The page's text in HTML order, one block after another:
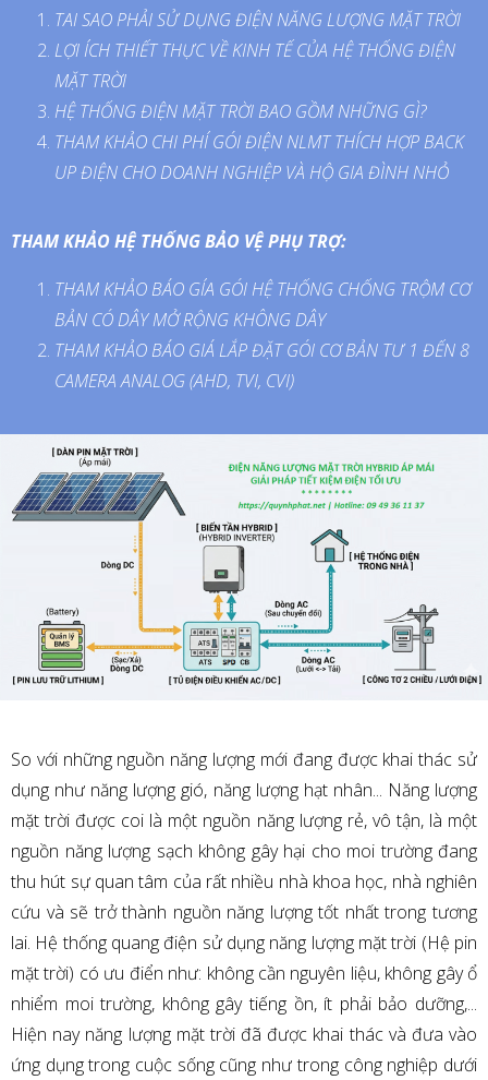
TAI SAO PHẢI SỬ DỤNG ĐIỆN NĂNG LƯỢNG MẶT TRỜI
LỢI ÍCH THIẾT THỰC VỀ KINH TẾ CỦA HỆ THỐNG ĐIỆN
MẶT TRỜI
HỆ THỐNG ĐIỆN MẶT TRỜI BAO GỒM NHỮNG GÌ?
THAM KHẢO CHI PHÍ GÓI ĐIỆN NLMT THÍCH HỢP BACK
UP ĐIỆN CHO DOANH NGHIỆP VÀ HỘ GIA ĐÌNH NHỎ
THAM KHẢO HỆ THỐNG BẢO VỆ PHỤ TRỢ:
THAM KHẢO BÁO GÍA GÓI HỆ THỐNG CHỐNG TRỘM CƠ
BẢN CÓ DÂY MỞ RỘNG KHÔNG DÂY
THAM KHẢO BÁO GIÁ LẮP ĐẶT GÓI CƠ BẢN TƯ 1 ĐẾN 8
CAMERA ANALOG (AHD, TVI, CVI)
So với những nguồn năng lượng mới đang được khai thác sử
dụng như năng lượng gió, năng lượng hạt nhân... Năng lượng
mặt trời được coi là một nguồn năng lượng rẻ, vô tận, là một
nguồn năng lượng sạch không gây hại cho moi trường đang
thu hút sự quan tâm của rất nhiều nhà khoa học, nhà nghiên
cứu và sẽ trở thành nguồn năng lượng tốt nhất trong tương
lai. Hệ thống quang điện sử dụng năng lượng mặt trời (Hệ pin
mặt trời) có ưu điển như: không cần nguyên liệu, không gây ổ
nhiểm moi trường, không gây tiếng ồn, ít phải bảo dưỡng,...
Hiện nay năng lượng mặt trời đã được khai thác và đưa vào
ứng dụng trong cuộc sống cũng như trong công nghiệp dưới